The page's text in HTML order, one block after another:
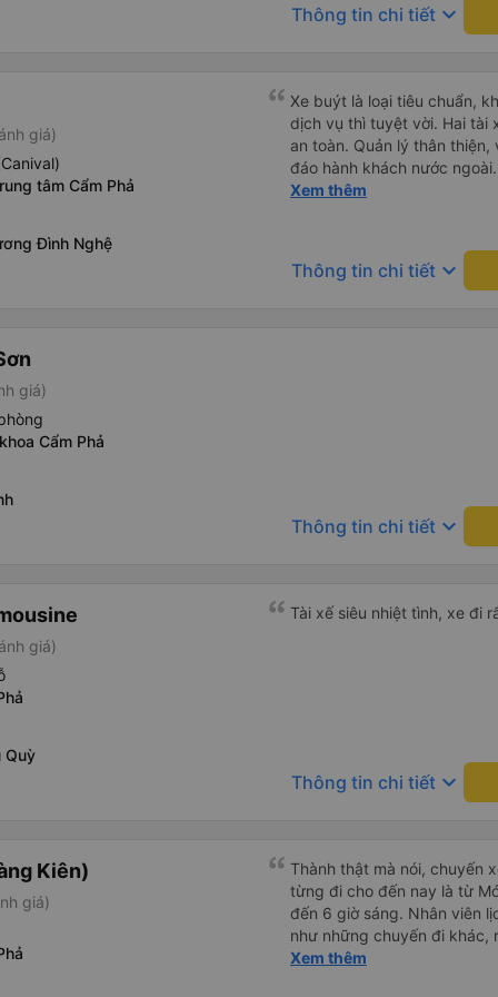
Thông tin chi tiết keyboard_arrow_down
giá)
tâm Cẩm Phả
Đình Nghệ
Xe buýt là loại tiêu chuẩn,
dịch vụ thì tuyệt vời. Hai tài
an toàn. Quản lý thân
đáo hành khách nước
USB, và dừng thường
bị chậm trễ, hành trình mất
giá vé 480.000 VND.
Xem thêm
Thông tin chi tiết keyboard_arrow_down
giá)
Cẩm Phả
Thông tin chi tiết keyboard_arrow_down
giá)
Quỳ
Tài xế siêu nhiệt tình, xe đi
Thông tin chi tiết keyboard_arrow_down
Kiên)
giá)
Thành thật mà nói, chuyến
từng đi cho đến nay là từ
đến 6 giờ sáng. Nhân viên
như những chuyến đi khác,
tục bóp còi. Tôi thức dậy
Xem thêm